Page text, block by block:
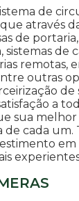
de
através
de
de
remotas,
outras
de
a
sua
cada um.